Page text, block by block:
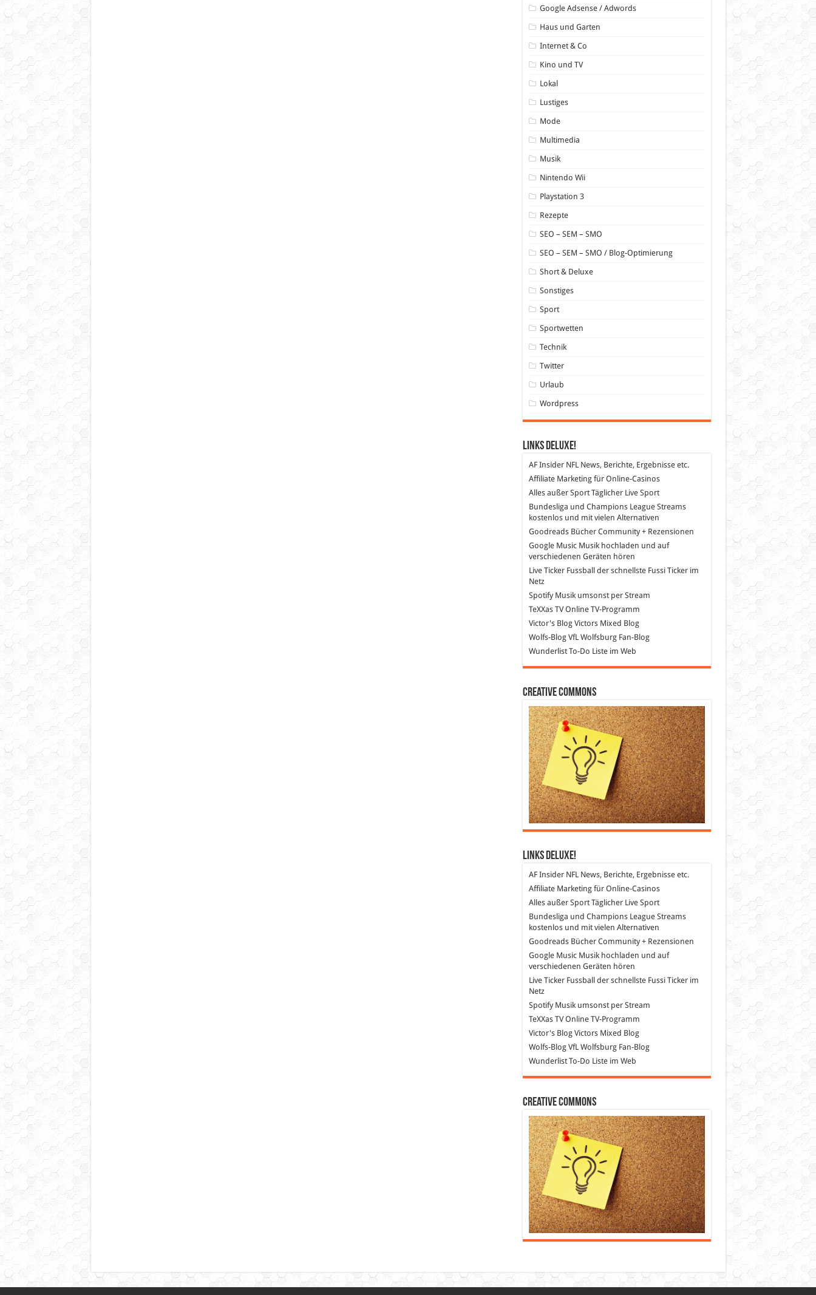
Google Adsense / Adwords
Haus und Garten
Internet & Co
Kino und TV
Lokal
Lustiges
Mode
Multimedia
Musik
Nintendo Wii
Playstation 3
Rezepte
SEO – SEM – SMO
SEO – SEM – SMO / Blog-Optimierung
Short & Deluxe
Sonstiges
Sport
Sportwetten
Technik
Twitter
Urlaub
Wordpress
Links DeLuXe!
AF InsiderNFL News, Berichte, Ergebnisse etc.
Affiliate Marketingfür Online-Casinos
Alles außer SportTäglicher Live Sport
Bundesliga und Champions League Streams
kostenlos und mit vielen Alternativen
GoodreadsBücher Community + Rezensionen
Google MusicMusik hochladen und auf
verschiedenen Geräten hören
Live Ticker Fussball
der schnellste Fussi Ticker im
Netz
SpotifyMusik umsonst per Stream
TeXXas TVOnline TV-Programm
Victor's BlogVictors Mixed Blog
Wolfs-BlogVfL Wolfsburg Fan-Blog
WunderlistTo-Do Liste im Web
Creative Commons
Links DeLuXe!
AF InsiderNFL News, Berichte, Ergebnisse etc.
Affiliate Marketingfür Online-Casinos
Alles außer SportTäglicher Live Sport
Bundesliga und Champions League Streams
kostenlos und mit vielen Alternativen
GoodreadsBücher Community + Rezensionen
Google MusicMusik hochladen und auf
verschiedenen Geräten hören
Live Ticker Fussball
der schnellste Fussi Ticker im
Netz
SpotifyMusik umsonst per Stream
TeXXas TVOnline TV-Programm
Victor's BlogVictors Mixed Blog
Wolfs-BlogVfL Wolfsburg Fan-Blog
WunderlistTo-Do Liste im Web
Creative Commons